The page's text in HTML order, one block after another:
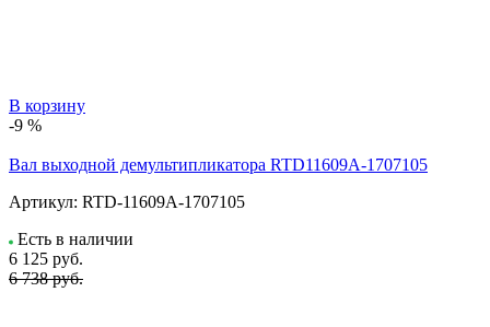
В корзину
-9 %
Вал выходной демультипликатора RTD11609A-1707105
Артикул: RTD-11609A-1707105
Есть в наличии
6 125 руб.
6 738 руб.